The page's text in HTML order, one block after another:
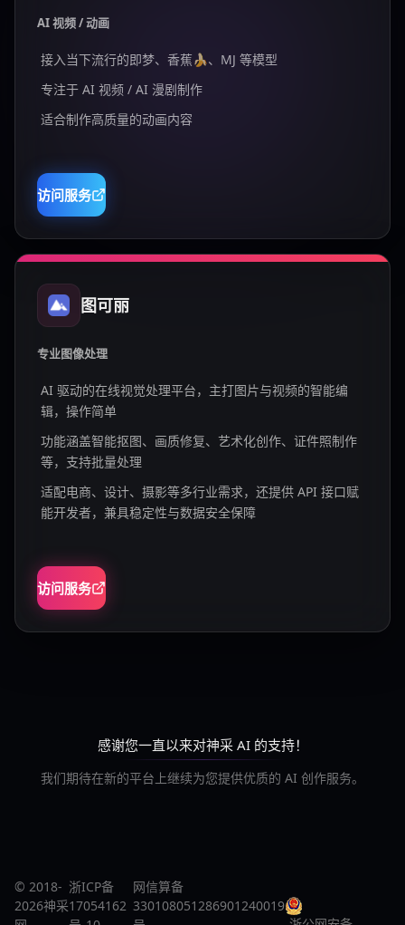
AI 视频 / 动画
接入当下流行的即梦、香蕉🍌、MJ 等模型
专注于 AI 视频 / AI 漫剧制作
适合制作高质量的动画内容
访问服务
图可丽
专业图像处理
AI 驱动的在线视觉处理平台，主打图片与视频的智能编
辑，操作简单
功能涵盖智能抠图、画质修复、艺术化创作、证件照制作
等，支持批量处理
适配电商、设计、摄影等多行业需求，还提供 API 接口赋
能开发者，兼具稳定性与数据安全保障
访问服务
感谢您一直以来对神采 AI 的支持！
我们期待在新的平台上继续为您提供优质的 AI 创作服务。
© 2018-
2026神采
浙ICP备
17054162
网信算备
330108051286901240019